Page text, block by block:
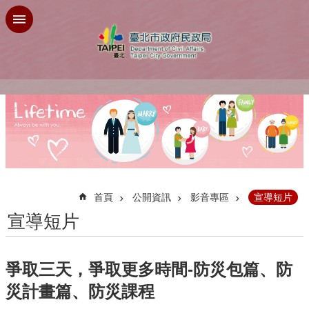
跳到主要內容區塊
首頁 公開資訊 影音專區 宣導短片
宣導短片
爭取三天，爭取更多時間-防災包篇、防
災計畫篇、防災課程